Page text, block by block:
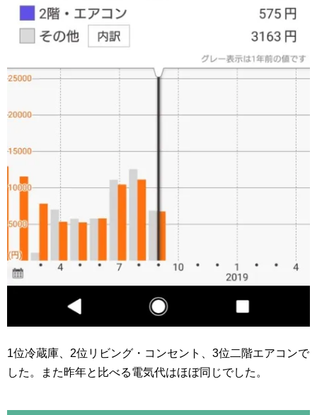
1位冷蔵庫、2位リビング・コンセント、3位二階エアコンで
した。また昨年と比べる電気代はほぼ同じでした。